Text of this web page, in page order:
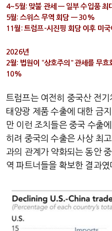
4~5월: 맞불 관세 — 일부 수입품 최
5월: 스위스 무역 회담 — 30%
11월: 트럼프-시진핑 회담 이후 미
2026년
2월: 법원이 “상호주의” 관세를 무
10%
트럼프는 여전히 중국산 전
태양광 제품 수출에 대한 금
만 이런 조치들은 중국 수출
히려 중국의 수출은 사상 최
과의 관계가 약화되는 동안
역 파트너들을 확보한 결과였